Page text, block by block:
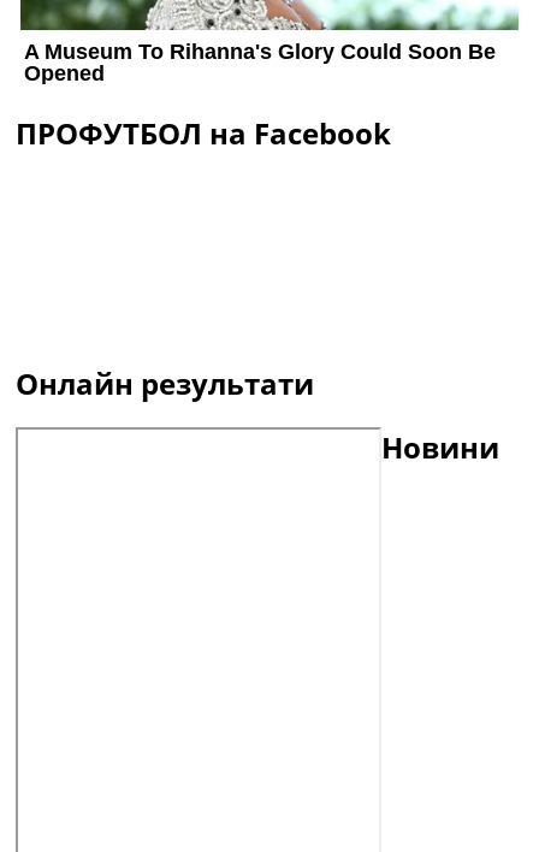
ПРОФУТБОЛ на Facebook
Онлайн результати
Новини